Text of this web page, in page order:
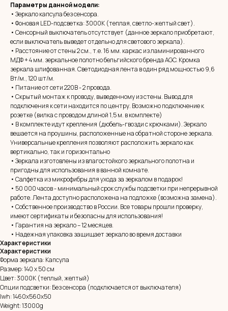
Параметры данной модели:
• Зеркало капсула без сенсора.
• Фоновая LED-подсветка: 3000К (теплая, светло-желтый свет).
• Сенсорный выключатель отсутствует (данное зеркало приобретают,
если выключатель выведет отдельно для светового зеркала).
• Расстояние от стены 2 см., т.е. 16 мм. каркас из ламинированного
МДФ + 4 мм. зеркальное полотно бельгийского бренда AGC. Кромка
зеркала шлифованная. Светодиодная лента в один ряд мощностью 9,6
Вт/м., 120 шт/м.
• Питание от сети 220В - 2 провода.
• Скрытый монтаж к проводу, выведенному из стены. Вывод для
подключения к сети находится по центру. Возможно подключение к
розетке (вилка с проводом длиной 1,5 м. в комплекте)
• В комплекте идут крепления (дюбель-гвозди с крючками). Зеркало
вешается на проушины, расположенные на обратной стороне зеркала.
Универсальные крепления позволяют расположить зеркало как
вертикально, так и горизонтально
• Зеркала изготовлены из влагостойкого зеркального полотна и
пригодны для использования в ванной комнате.
• Салфетка из микрофибры для ухода за зеркалом в подарок!
• 50 000 часов - минимальный срок службы подсветки при непрерывной
работе. Лента доступно расположена на подложке (возможна замена).
• Собственное производство в России. Все товары прошли проверку,
имеют сертификаты и безопасны для использования!
• Гарантия на зеркало – 12 месяцев.
• Надежная упаковка защищает зеркало во время доставки
Характеристики
Характеристики
Форма зеркала: Капсула
Размер: 140 х 50 см
Цвет: 3000К (теплый, желтый)
Опции подсветки: Без сенсора (подключается от выключателя)
lwh: 1460x560x50
Weight: 13000g
MIRROR ROOM
+7 (961) 595-72-73
E-mail:
Адрес: 350037, г. Краснодар,
х. им. Ленина, ДНТ Виктория,
ул. Казачья, д. 2А
zerkala@ksk23.ru
Остались вопросы?
Оставь заявку и мы с Вами свяжемся